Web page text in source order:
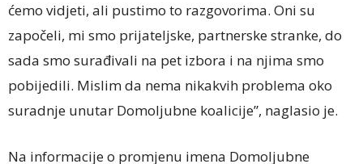
ćemo vidjeti, ali pustimo to razgovorima. Oni su
započeli, mi smo prijateljske, partnerske stranke, do
sada smo surađivali na pet izbora i na njima smo
pobijedili. Mislim da nema nikakvih problema oko
suradnje unutar Domoljubne koalicije”, naglasio je.
Na informacije o promjenu imena Domoljubne